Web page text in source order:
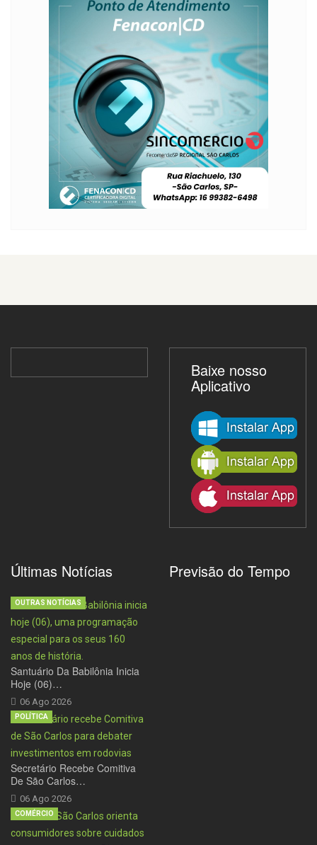
Baixe nosso
Aplicativo
Últimas Notícias
Santuário Da Babilônia Inicia
Hoje (06)…
06 Ago 2026
OUTRAS NOTÍCIAS
Secretário Recebe Comitiva
De São Carlos…
06 Ago 2026
POLÍTICA
COMÉRCIO
Previsão do Tempo